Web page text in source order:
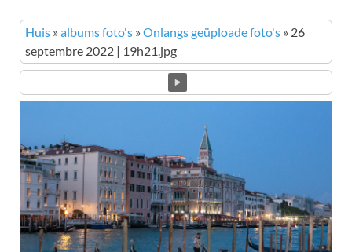
Huis » albums foto's » Onlangs geüploade foto's » 26
septembre 2022 | 19h21.jpg